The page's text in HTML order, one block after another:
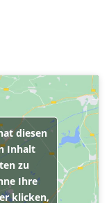
diesen
Inhalt
zu
Ihre
klicken,